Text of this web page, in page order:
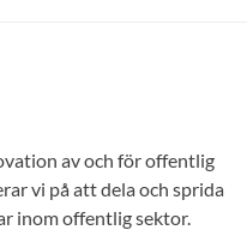
av och för offentlig
vi på att dela och sprida
inom offentlig sektor.